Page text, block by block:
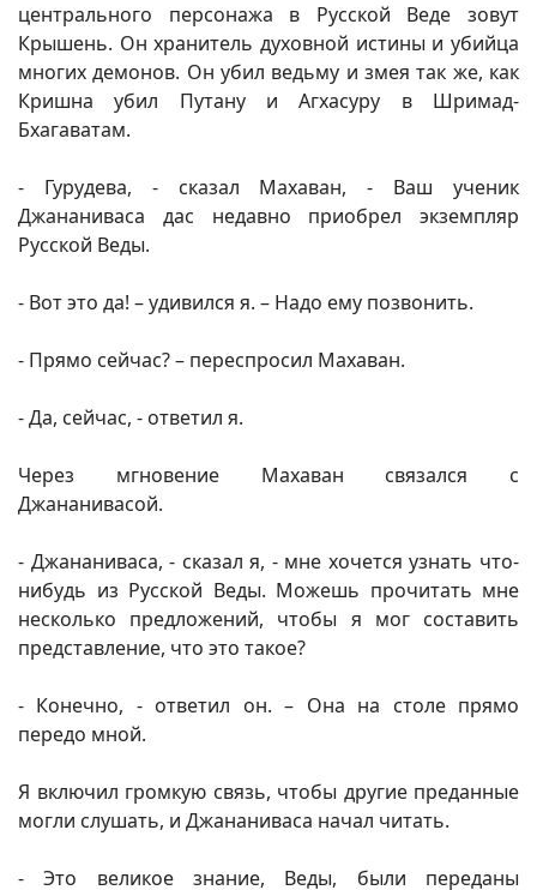
центрального персонажа в Русской Веде зовут
Крышень. Он хранитель духовной истины и убийца
многих демонов. Он убил ведьму и змея так же, как
Кришна убил Путану и Агхасуру в Шримад-
Бхагаватам.
- Гурудева, - сказал Махаван, - Ваш ученик
Джананиваса дас недавно приобрел экземпляр
Русской Веды.
- Вот это да! – удивился я. – Надо ему позвонить.
- Прямо сейчас? – переспросил Махаван.
- Да, сейчас, - ответил я.
Через мгновение Махаван связался с
Джананивасой.
- Джананиваса, - сказал я, - мне хочется узнать что-
нибудь из Русской Веды. Можешь прочитать мне
несколько предложений, чтобы я мог составить
представление, что это такое?
- Конечно, - ответил он. – Она на столе прямо
передо мной.
Я включил громкую связь, чтобы другие преданные
могли слушать, и Джананиваса начал читать.
- Это великое знание, Веды, были переданы